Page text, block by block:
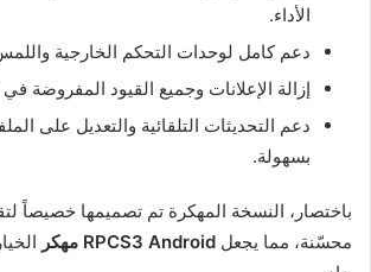
الأداء.
دعم كامل لوحدات التحكم الخارجية
إزالة الإعلانات وجميع القيود المفروضة
دعم التحديثات التلقائية والتعديل على
بسهولة.
باختصار، النسخة المهكرة تم تصميمها خصيصاً
محسّنة، مما يجعل RPCS3 Android مهكر